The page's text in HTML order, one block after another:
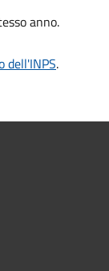
anno.
dell'INPS.